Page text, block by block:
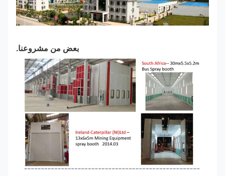
بعض من مشروعنا.